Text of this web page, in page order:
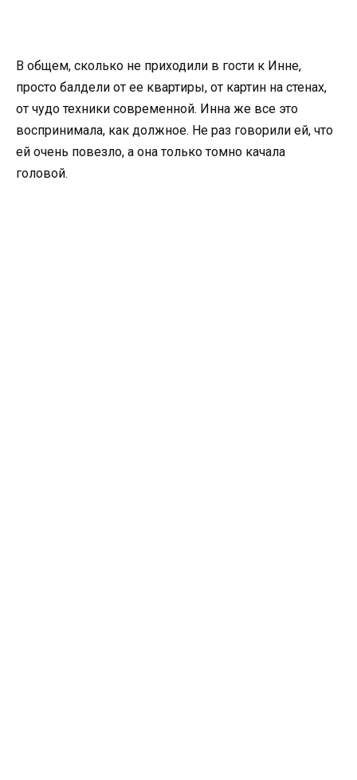
В общем, сколько не приходили в гости к Инне,
просто балдели от ее квартиры, от картин на стенах,
от чудо техники современной. Инна же все это
воспринимала, как должное. Не раз говорили ей, что
ей очень повезло, а она только томно качала
головой.